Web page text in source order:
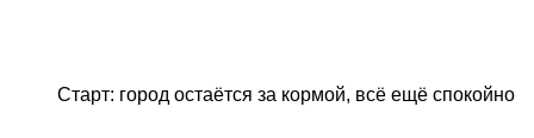
Старт: город остаётся за кормой, всё ещё спокойно